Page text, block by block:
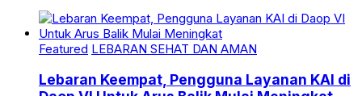
Featured LEBARAN SEHAT DAN AMAN
Lebaran Keempat, Pengguna Layanan KAI di